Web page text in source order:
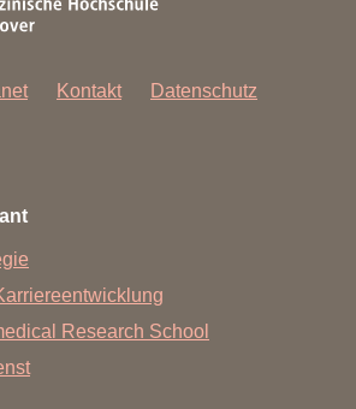
hannover.de
Kontakt
Datenschutz
Research School